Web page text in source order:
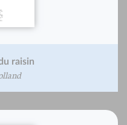
raisin